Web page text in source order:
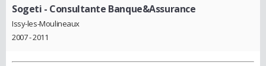
Sogeti - Consultante Banque&Assurance
Issy-les-Moulineaux
2007 - 2011